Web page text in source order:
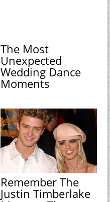
The Most
Unexpected
Wedding Dance
Moments
Remember The
Justin Timberlake